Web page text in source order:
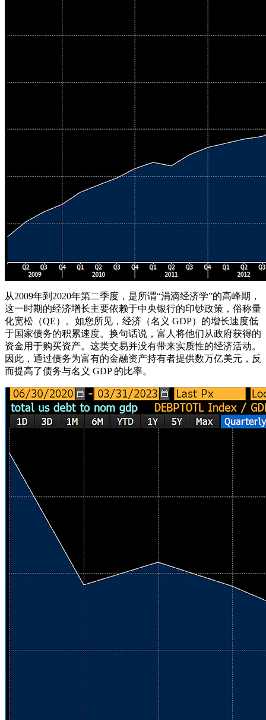
从2009年到2020年第二季度，是所谓“涓滴经济学”的高峰期，
这一时期的经济增长主要依赖于中央银行的印钞政策，俗称量
化宽松（QE）。如您所见，经济（名义 GDP）的增长速度低
于国家债务的积累速度。换句话说，富人将他们从政府获得的
资金用于购买资产。这类交易并没有带来实质性的经济活动。
因此，通过债务为富有的金融资产持有者提供数万亿美元，反
而提高了债务与名义 GDP 的比率。